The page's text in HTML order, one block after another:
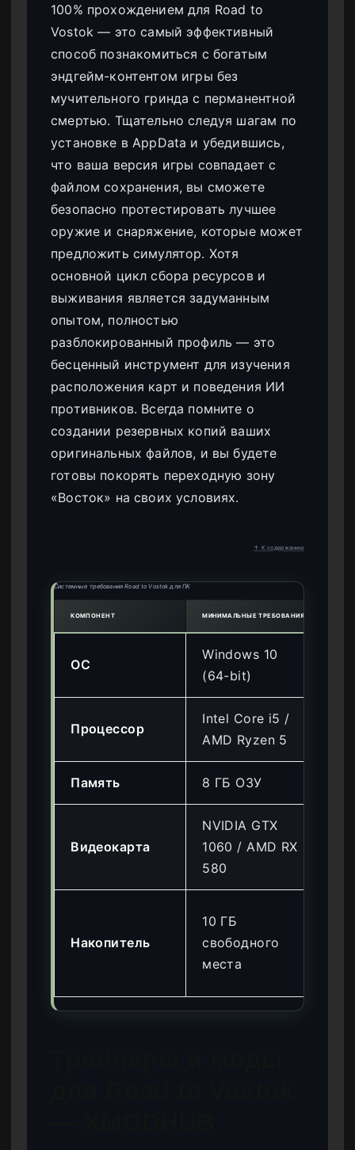
100% прохождением для Road to
Vostok — это самый эффективный
способ познакомиться с богатым
эндгейм-контентом игры без
мучительного гринда с перманентной
смертью. Тщательно следуя шагам по
установке в AppData и убедившись,
что ваша версия игры совпадает с
файлом сохранения, вы сможете
безопасно протестировать лучшее
оружие и снаряжение, которые может
предложить симулятор. Хотя
основной цикл сбора ресурсов и
выживания является задуманным
опытом, полностью
разблокированный профиль — это
бесценный инструмент для изучения
расположения карт и поведения ИИ
противников. Всегда помните о
создании резервных копий ваших
оригинальных файлов, и вы будете
готовы покорять переходную зону
«Восток» на своих условиях.
↑ К содержанию
Системные требования Road to Vostok для ПК
КОМПОНЕНТ МИНИМАЛЬНЫЕ ТРЕБОВАНИЯ
ОС
Windows 10
(64-bit)
Процессор
Intel Core i5 /
AMD Ryzen 5
Память 8 ГБ ОЗУ
Видеокарта
NVIDIA GTX
1060 / AMD RX
580
Накопитель
10 ГБ
свободного
места